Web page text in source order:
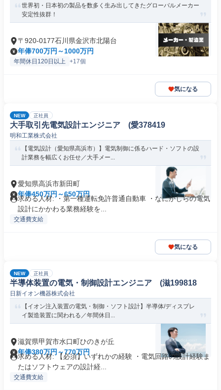
世界初・日本初の製品を数多く生み出してきたグローバルメーカー
安定性抜群！
〒920-0177石川県金沢市北陽台
年俸700万円～1000万円
年間休日120日以上 +17個
気になる
NEW 正社員
大手取引先電気設計エンジニア (愛378419
明和工業株式会社
【電気設計（愛知県高浜市）】電気制御に係るハード・ソフトの設
計業務を幅広くお任せ／大手メー...
愛知県高浜市新田町
年俸450万円～650万円
求める人材: ・第一種運転免許普通自動車 ・なにかしらの電気
設計にかかわる業務経験を...
交通費支給
気になる
NEW 正社員
半導体装置の電気・制御設計エンジニア (滋199818
日新イオン機器株式会社
【イオン注入装置の電気・制御・ソフト設計】半導体/ディスプレ
イ製造装置に関われる／年間休日...
滋賀県甲賀市水口町ひのきが丘
年俸380万円～770万円
求める人材: 【必須】いずれかの経験 ・電気回路の設計経験ま
たはソフトウェアの設計経...
交通費支給